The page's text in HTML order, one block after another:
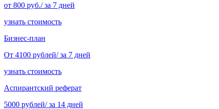
от 800 руб./ за 7 дней
узнать стоимость
Бизнес-план
От 4100 рублей/ за 7 дней
узнать стоимость
Аспирантский реферат
5000 рублей/ за 14 дней